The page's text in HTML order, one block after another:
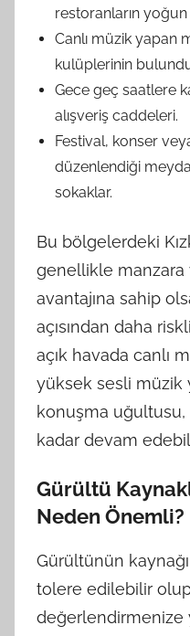
restoranların
Canlı müzik yapan
kulüplerinin
Gece geç saatlere
alışveriş caddeleri.
Festival, konser
düzenlendiği
sokaklar.
Bu bölgelerdeki
genellikle manzara
avantajına sahip
açısından daha
açık havada canlı
yüksek sesli müzik
konuşma
kadar devam
Gürültü
Neden Önemli?
Gürültünün
tolere edilebilir olup
değerlendirmenize